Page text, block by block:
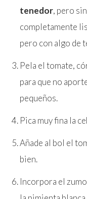
tenedor, pero
completamente
pero con algo de
Pela el tomate,
para que no
pequeños.
Pica muy fina la
Añade al bol el
bien.
Incorpora el